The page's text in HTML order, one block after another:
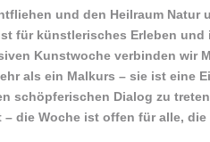
und den Heilraum
für künstlerisches Erleben
Kunstwoche verbinden wir
als ein Malkurs – sie ist
schöpferischen Dialog zu
– die Woche ist offen für alle,